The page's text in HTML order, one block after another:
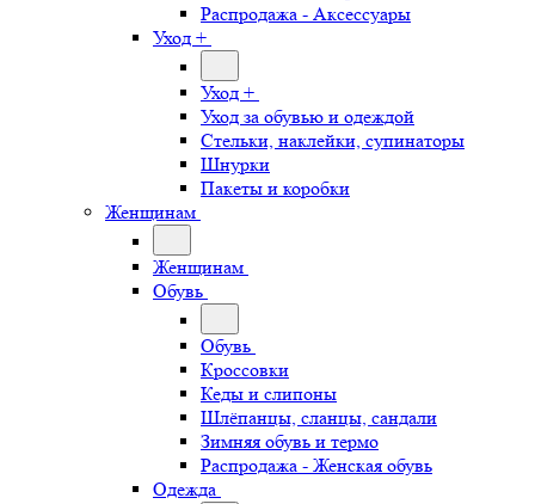
Распродажа - Аксессуары
Уход +
Уход +
Уход за обувью и одеждой
Стельки, наклейки, супинаторы
Шнурки
Пакеты и коробки
Женщинам
Женщинам
Обувь
Обувь
Кроссовки
Кеды и слипоны
Шлёпанцы, сланцы, сандали
Зимняя обувь и термо
Распродажа - Женская обувь
Одежда